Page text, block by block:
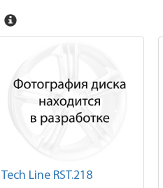
Tech Line RST.218